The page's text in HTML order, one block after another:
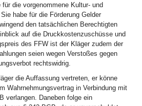
für die vorgenommene Kultur- und
habe für die Förderung Gelder
den tatsächlichen Berechtigten
auf die Druckkostenzuschüsse und
des FFW ist der Kläger zudem der
seien wegen Verstoßes gegen
rechtswidrig.
die Auffassung vertreten, er könne
Wahrnehmungsvertrag in Verbindung mit
verlangen. Daneben folge ein